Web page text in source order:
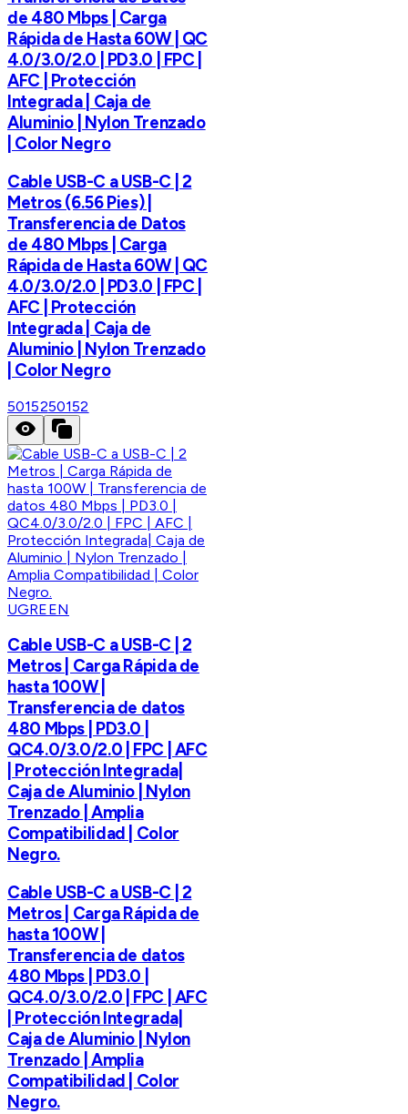
de 480 Mbps | Carga
Rápida de Hasta 60W | QC
4.0/3.0/2.0 | PD3.0 | FPC |
AFC | Protección
Integrada | Caja de
Aluminio | Nylon Trenzado
| Color Negro
Cable USB-C a USB-C | 2
Metros (6.56 Pies) |
Transferencia de Datos
de 480 Mbps | Carga
Rápida de Hasta 60W | QC
4.0/3.0/2.0 | PD3.0 | FPC |
AFC | Protección
Integrada | Caja de
Aluminio | Nylon Trenzado
| Color Negro
5015250152
UGREEN
Cable USB-C a USB-C | 2
Metros | Carga Rápida de
hasta 100W |
Transferencia de datos
480 Mbps | PD3.0 |
QC4.0/3.0/2.0 | FPC | AFC
| Protección Integrada|
Caja de Aluminio | Nylon
Trenzado | Amplia
Compatibilidad | Color
Negro.
Cable USB-C a USB-C | 2
Metros | Carga Rápida de
hasta 100W |
Transferencia de datos
480 Mbps | PD3.0 |
QC4.0/3.0/2.0 | FPC | AFC
| Protección Integrada|
Caja de Aluminio | Nylon
Trenzado | Amplia
Compatibilidad | Color
Negro.